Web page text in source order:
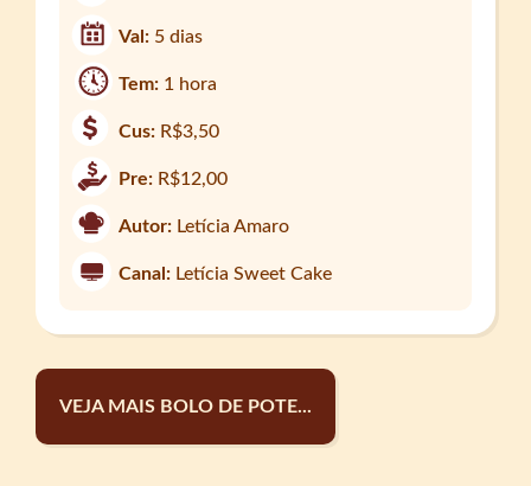
Val: 5 dias
Tem: 1 hora
Cus: R$3,50
Pre: R$12,00
Autor: Letícia Amaro
Canal: Letícia Sweet Cake
VEJA MAIS BOLO DE POTE...